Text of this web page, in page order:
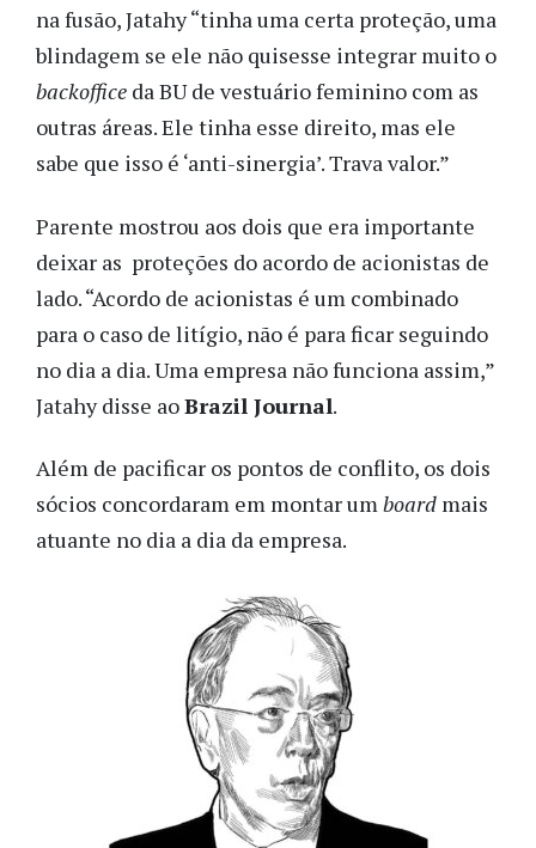
na fusão, Jatahy “tinha uma certa proteção, uma
blindagem se ele não quisesse integrar muito o
backoffice da BU de vestuário feminino com as
outras áreas. Ele tinha esse direito, mas ele
sabe que isso é ‘anti-sinergia’. Trava valor.”
Parente mostrou aos dois que era importante
deixar as proteções do acordo de acionistas de
lado. “Acordo de acionistas é um combinado
para o caso de litígio, não é para ficar seguindo
no dia a dia. Uma empresa não funciona assim,”
Jatahy disse aoBrazil Journal.
Além de pacificar os pontos de conflito, os dois
sócios concordaram em montar umboard mais
atuante no dia a dia da empresa.